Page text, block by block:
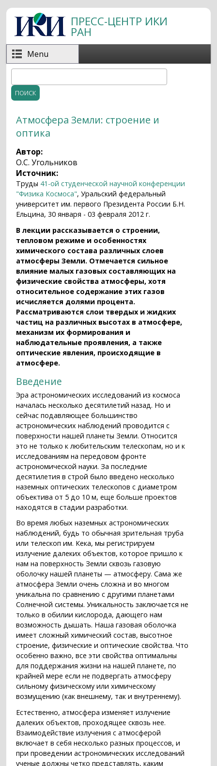
Перейти к основному содержанию
ПРЕСС-ЦЕНТР ИКИ
РАН
Menu
Форма поиска
Атмосфера Земли: строение и
оптика
Автор:
О.С. Угольников
Источник:
Труды 41-ой студенческой научной конференции
"Физика Космоса", Уральский федеральный
университет им. первого Президента России Б.Н.
Ельцина, 30 января - 03 февраля 2012 г.
В лекции рассказывается о строении,
тепловом режиме и особенностях
химического состава различных слоев
атмосферы Земли. Отмечается сильное
влияние малых газовых составляющих на
физические свойства атмосферы, хотя
относительное содержание этих газов
исчисляется долями процента.
Рассматриваются слои твердых и жидких
частиц на различных высотах в атмосфере,
механизм их формирования и
наблюдательные проявления, а также
оптические явления, происходящие в
атмосфере.
Введение
Эра астрономических исследований из космоса
началась несколько десятилетий назад. Но и
сейчас подавляющее большинство
астрономических наблюдений проводится с
поверхности нашей планеты Земли. Относится
это не только к любительским телескопам, но и к
исследованиям на передовом фронте
астрономической науки. За последние
десятилетия в строй было введено несколько
наземных оптических телескопов с диаметром
объектива от 5 до 10 м, еще больше проектов
находятся в стадии разработки.
Во время любых наземных астрономических
наблюдений, будь то обычная зрительная труба
или телескоп им. Кека, мы регистрируем
излучение далеких объектов, которое пришло к
нам на поверхность Земли сквозь газовую
оболочку нашей планеты — атмосферу. Сама же
атмосфера Земли очень сложна и во многом
уникальна по сравнению с другими планетами
Солнечной системы. Уникальность заключается не
только в обилии кислорода, дающего нам
возможность дышать. Наша газовая оболочка
имеет сложный химический состав, высотное
строение, физические и оптические свойства. Что
особенно важно, все эти свойства оптимальны
для поддержания жизни на нашей планете, по
крайней мере если не подвергать атмосферу
сильному физическому или химическому
возмущению (как внешнему, так и внутреннему).
Естественно, атмосфера изменяет излучение
далеких объектов, проходящее сквозь нее.
Взаимодействие излучения с атмосферой
включает в себя несколько разных процессов, и
при проведении астрономических исследований
ученые должны четко представлять, каким